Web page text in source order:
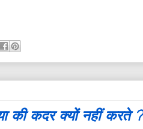
की कदर क्यों नहीं करते ?